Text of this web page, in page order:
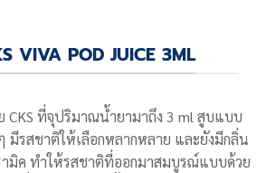
VIVA POD JUICE 3ML
CKS ที่จุปริมาณน้ำยามาถึง 3 ml สูบแบบ
มีรสชาติให้เลือกหลากหลาย และยังมีกลิ่น
ามิค ทำให้รสชาติที่ออกมาสมบูรณ์แบบด้วย